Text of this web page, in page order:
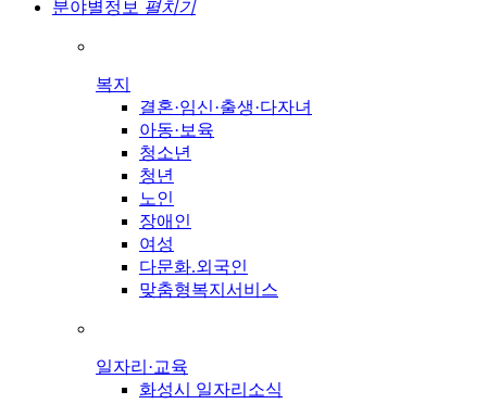
분야별정보 펼치기
복지
결혼·임신·출생·다자녀
아동·보육
청소년
청년
노인
장애인
여성
다문화.외국인
맞춤형복지서비스
일자리·교육
화성시 일자리소식